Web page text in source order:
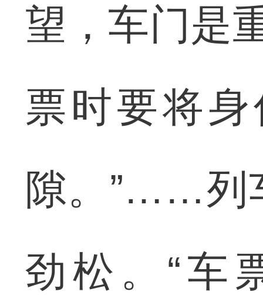
望，车门是
票时要将
隙。”……列
劲松。“车